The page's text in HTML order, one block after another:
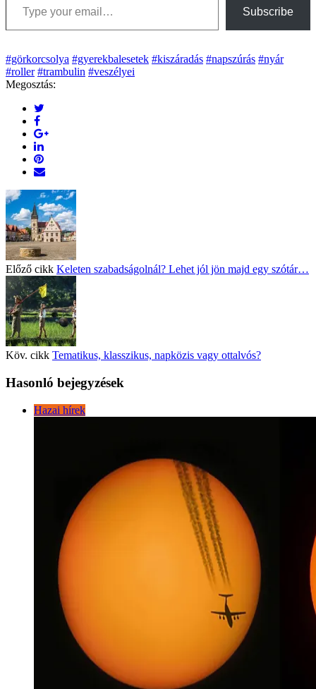
Subscribe
#görkorcsolya #gyerekbalesetek #kiszáradás #napszúrás #nyár
#roller #trambulin #veszélyei
Megosztás:
Előző cikk Keleten szabadságolnál? Lehet jól jön majd egy szótár…
Köv. cikk Tematikus, klasszikus, napközis vagy ottalvós?
Hasonló bejegyzések
Hazai hírek